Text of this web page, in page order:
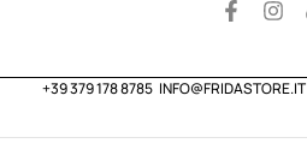
+39 379 178 8785 INFO@FRIDASTORE.IT